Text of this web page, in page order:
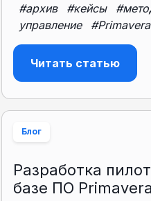
#архив #кейсы
управление
#Primavera
Читать статью
Блог
Разработка
базе ПО